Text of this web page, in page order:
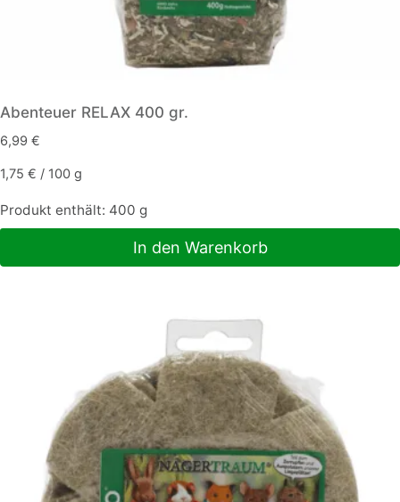
Abenteuer RELAX 400 gr.
6,99 €
1,75 € / 100 g
Produkt enthält: 400 g
In den Warenkorb